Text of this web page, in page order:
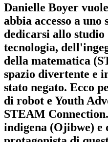
Danielle Boyer
abbia accesso a
dedicarsi allo studio
tecnologia,
della matematica
spazio divertente e
stato negato. Ecco
di robot e Youth
STEAM
indigena (Ojibwe) e